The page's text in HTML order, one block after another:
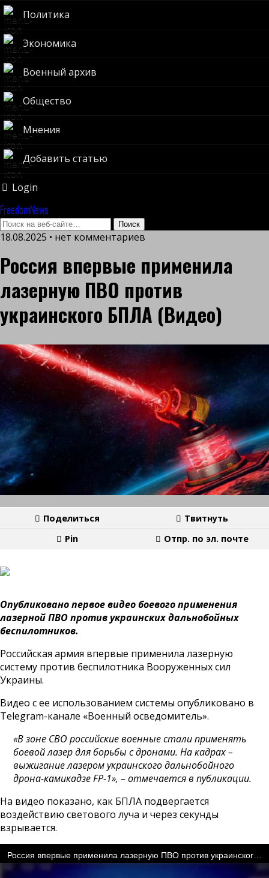
Политика
Экономика
Военный архив
Общество
Мнения
Добавить статью
Login
FreedomNews
18.08.2025 • нет комментариев
Россия впервые применила
лазерную ПВО против
украинского БПЛА (Видео)
Поделиться
Твитнуть
Pin
Отпр. по эл. почте
Опубликовано первое видео боевого применения
лазерной ПВО против украинских дальнобойных
беспилотников.
Российская армия впервые применила лазерную
систему против беспилотника Вооруженных сил
Украины.
Видео с ее использованием системы опубликовано в
Telegram-канале «Военный осведомитель».
«В зоне СВО российские военные стали применять
боевой лазер для борьбы с дронами. На кадрах –
выжигание лазером украинского дальнобойного
дрона-камикадзе FP-1», – отмечается в публикации.
На видео показано, как БПЛА подвергается
воздействию светового луча и через секунды
взрывается.